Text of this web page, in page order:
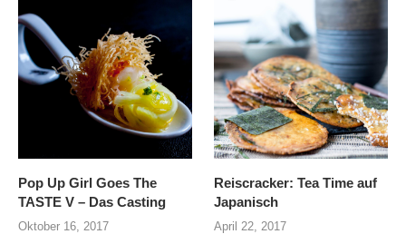
Pop Up Girl Goes The
TASTE V – Das Casting
Oktober 16, 2017
Reiscracker: Tea Time auf
Japanisch
April 22, 2017